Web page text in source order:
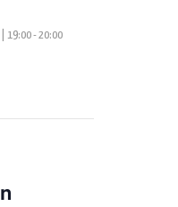
| 19:00-20:00